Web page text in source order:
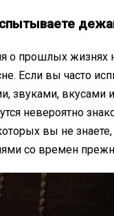
о прошлых жизнях
Если вы часто
звуками, вкусами
невероятно
вы не
со времен